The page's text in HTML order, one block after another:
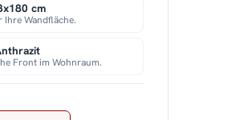
cm
Ihre Wandfläche.
Front im Wohnraum.